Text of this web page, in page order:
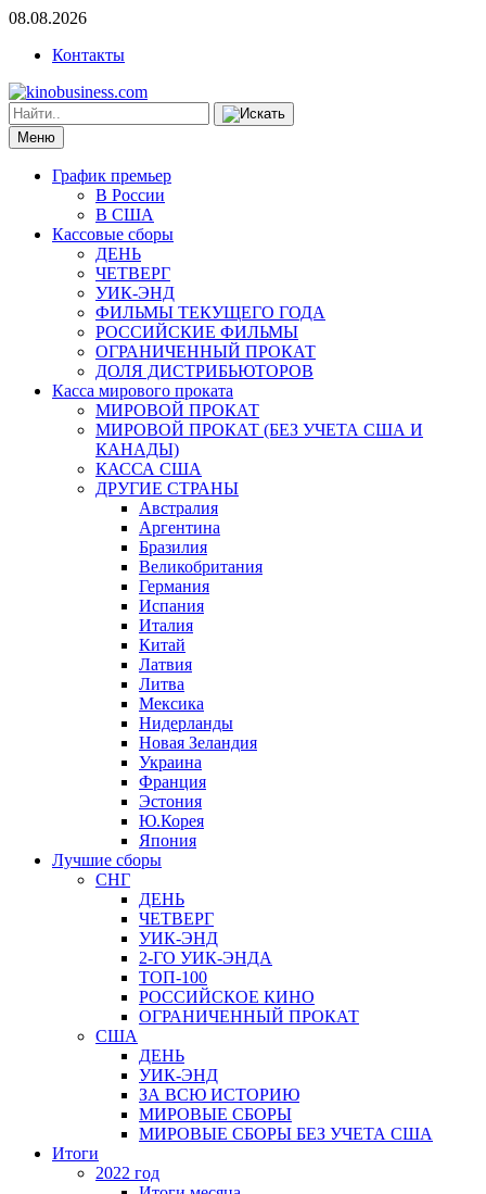
08.08.2026
Контакты
Меню
График премьер
В России
В США
Кассовые сборы
ДЕНЬ
ЧЕТВЕРГ
УИК-ЭНД
ФИЛЬМЫ ТЕКУЩЕГО ГОДА
РОССИЙСКИЕ ФИЛЬМЫ
ОГРАНИЧЕННЫЙ ПРОКАТ
ДОЛЯ ДИСТРИБЬЮТОРОВ
Касса мирового проката
МИРОВОЙ ПРОКАТ
МИРОВОЙ ПРОКАТ (БЕЗ УЧЕТА США И
КАНАДЫ)
КАССА США
ДРУГИЕ СТРАНЫ
Австралия
Аргентина
Бразилия
Великобритания
Германия
Испания
Италия
Китай
Латвия
Литва
Мексика
Нидерланды
Новая Зеландия
Украина
Франция
Эстония
Ю.Корея
Япония
Лучшие сборы
СНГ
ДЕНЬ
ЧЕТВЕРГ
УИК-ЭНД
2-ГО УИК-ЭНДА
ТОП-100
РОССИЙСКОЕ КИНО
ОГРАНИЧЕННЫЙ ПРОКАТ
США
ДЕНЬ
УИК-ЭНД
ЗА ВСЮ ИСТОРИЮ
МИРОВЫЕ СБОРЫ
МИРОВЫЕ СБОРЫ БЕЗ УЧЕТА США
Итоги
2022 год